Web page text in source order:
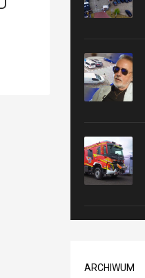
ARCHIWUM